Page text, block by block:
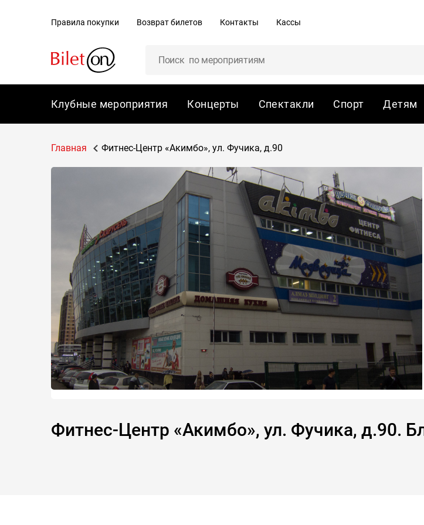
Правила покупки Возврат билетов Контакты Кассы
Клубные мероприятия Концерты Спектакли Спорт Детям
Главная Фитнес-Центр «Акимбо», ул. Фучика, д.90
Фитнес-Центр «Акимбо», ул. Фучика, д.90.